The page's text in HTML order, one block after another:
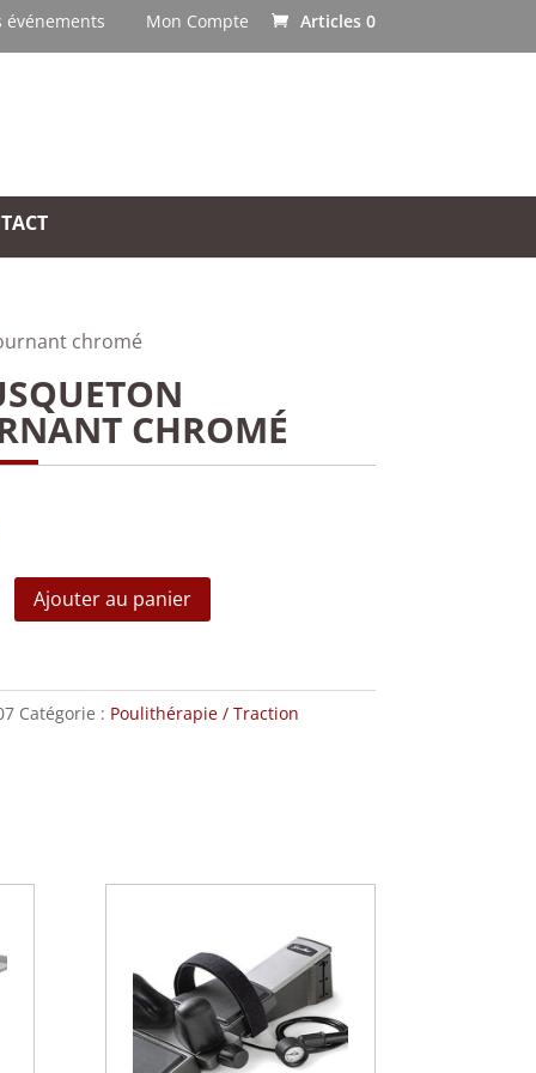
événements Mon Compte Articles 0
chromé
CHROMÉ
Ajouter au panier
Catégorie : Poulithérapie / Traction